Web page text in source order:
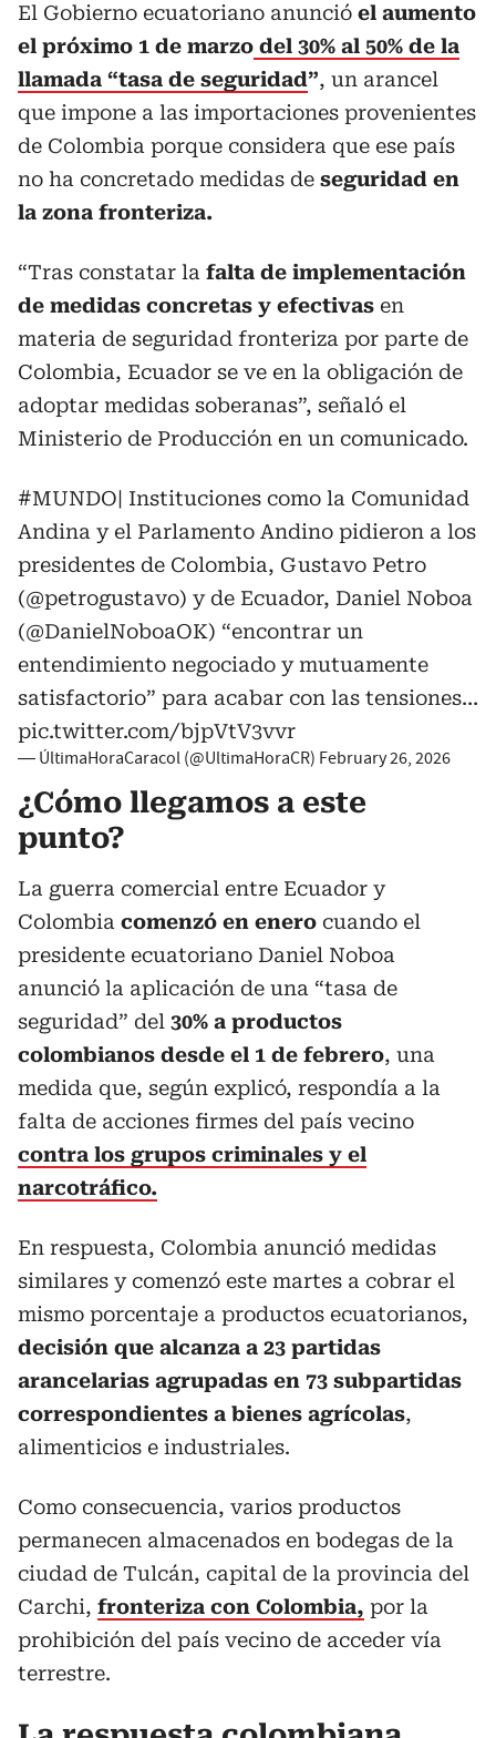
El Gobierno ecuatoriano anunció el aumento
el próximo 1 de marzo del 30% al 50% de la
llamada “tasa de seguridad”, un arancel
que impone a las importaciones provenientes
de Colombia porque considera que ese país
no ha concretado medidas de seguridad en
la zona fronteriza.
“Tras constatar la falta de implementación
de medidas concretas y efectivas en
materia de seguridad fronteriza por parte de
Colombia, Ecuador se ve en la obligación de
adoptar medidas soberanas”, señaló el
Ministerio de Producción en un comunicado.
#MUNDO| Instituciones como la Comunidad
Andina y el Parlamento Andino pidieron a los
presidentes de Colombia, Gustavo Petro
(@petrogustavo) y de Ecuador, Daniel Noboa
(@DanielNoboaOK) “encontrar un
entendimiento negociado y mutuamente
satisfactorio” para acabar con las tensiones…
pic.twitter.com/bjpVtV3vvr
— ÚltimaHoraCaracol (@UltimaHoraCR) February 26, 2026
¿Cómo llegamos a este
punto?
La guerra comercial entre Ecuador y
Colombia comenzó en enero cuando el
presidente ecuatoriano Daniel Noboa
anunció la aplicación de una “tasa de
seguridad” del 30% a productos
colombianos desde el 1 de febrero, una
medida que, según explicó, respondía a la
falta de acciones firmes del país vecino
contra los grupos criminales y el
narcotráfico.
En respuesta, Colombia anunció medidas
similares y comenzó este martes a cobrar el
mismo porcentaje a productos ecuatorianos,
decisión que alcanza a 23 partidas
arancelarias agrupadas en 73 subpartidas
correspondientes a bienes agrícolas,
alimenticios e industriales.
Como consecuencia, varios productos
permanecen almacenados en bodegas de la
ciudad de Tulcán, capital de la provincia del
Carchi, fronteriza con Colombia, por la
prohibición del país vecino de acceder vía
terrestre.